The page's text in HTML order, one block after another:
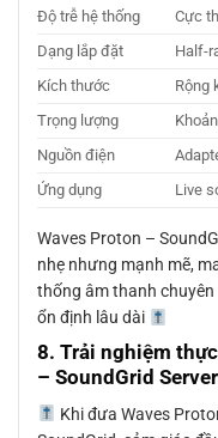
Độ trễ hệ thống
Cực
Dạng lắp đặt
Half-
Kích thước
Rộng
Trọng lượng
Nguồn điện
Ứng dụng
Live
Waves Proton –
nhẹ nhưng mạnh mẽ,
thống âm thanh
ổn định lâu dài
8. Trải nghiệm
– SoundGrid Server
Khi đưa Waves